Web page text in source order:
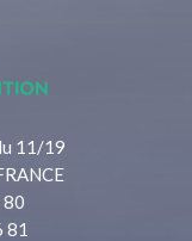
11/19
80
81